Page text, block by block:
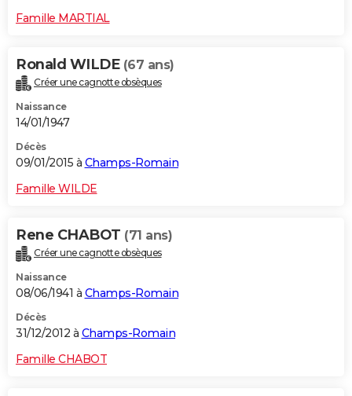
Famille MARTIAL
Ronald WILDE (67 ans)
Créer une cagnotte obsèques
Naissance
14/01/1947
Décès
09/01/2015 à Champs-Romain
Famille WILDE
Rene CHABOT (71 ans)
Créer une cagnotte obsèques
Naissance
08/06/1941 à Champs-Romain
Décès
31/12/2012 à Champs-Romain
Famille CHABOT